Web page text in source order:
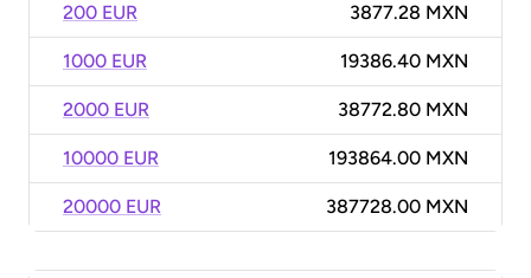
200 EUR 3877.28 MXN
1000 EUR 19386.40 MXN
2000 EUR 38772.80 MXN
10000 EUR 193864.00 MXN
20000 EUR 387728.00 MXN